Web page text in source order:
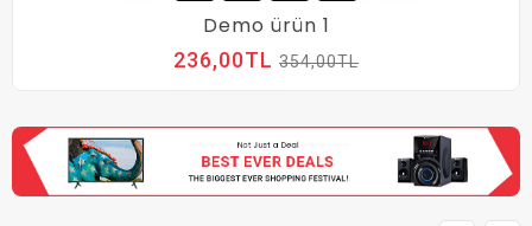
Demo ürün 1
236,00TL 354,00TL